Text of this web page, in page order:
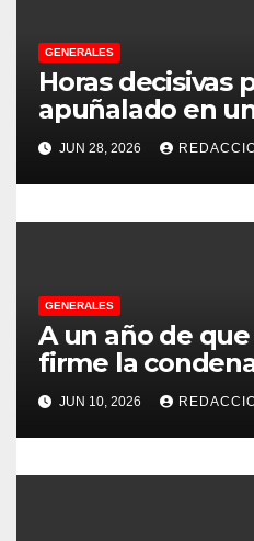
e
e
n
a
d
a
s
GENERALES
Horas decisivas
apuñalado en
con más de 500
Chilecito
JUN 28, 2026
GENERALES
A un año de
firme la
no pudo
a CFK
JUN 10, 2026